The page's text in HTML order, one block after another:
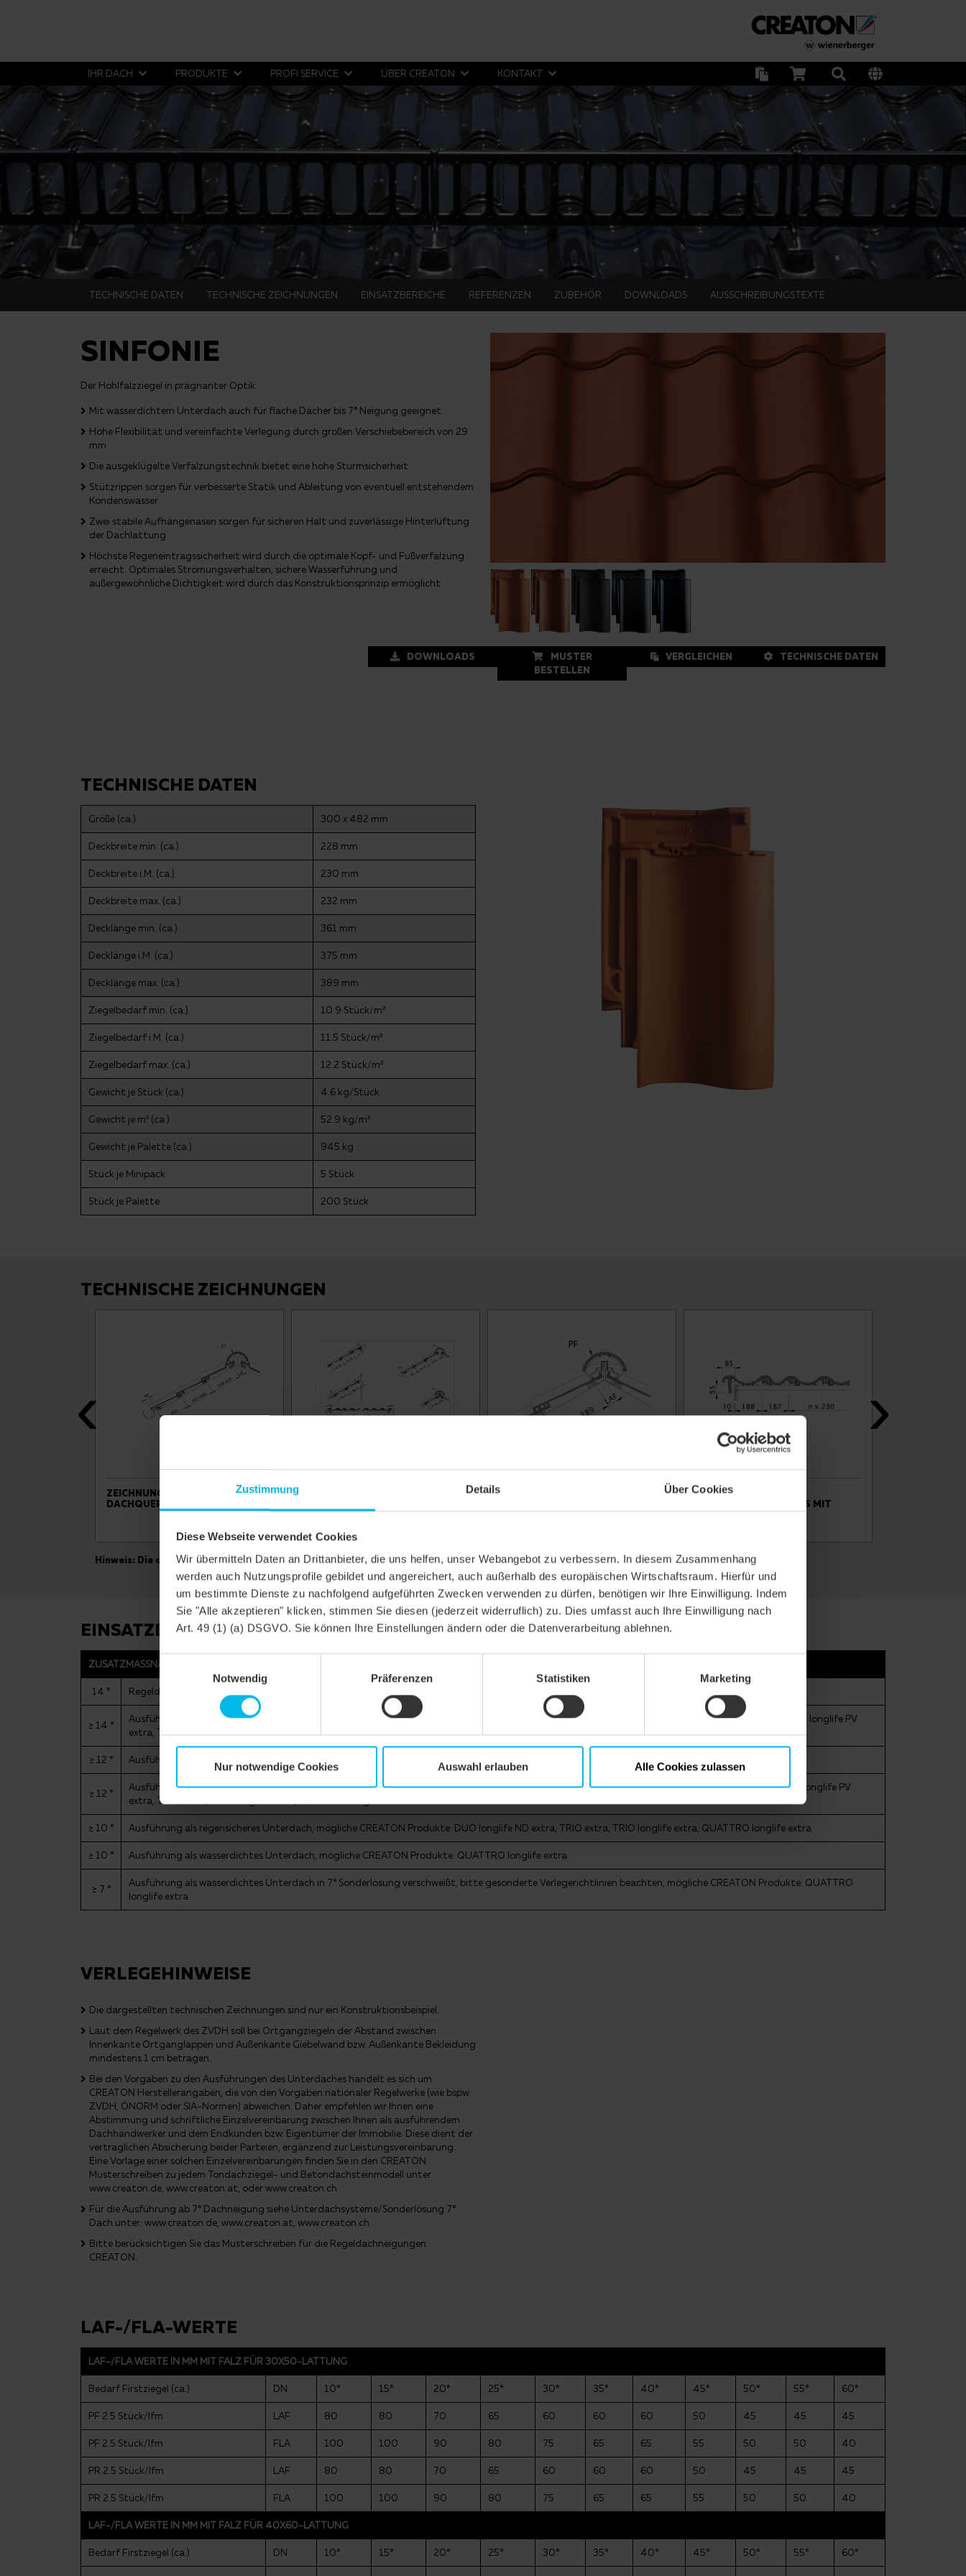
Zustimmung Details Über Cookies
Diese Webseite verwendet Cookies
Wir übermitteln Daten an Drittanbieter, die uns helfen, unser Webangebot zu verbessern. In diesem Zusammenhang
werden auch Nutzungsprofile gebildet und angereichert, auch außerhalb des europäischen Wirtschaftsraum. Hierfür und
um bestimmte Dienste zu nachfolgend aufgeführten Zwecken verwenden zu dürfen, benötigen wir Ihre Einwilligung. Indem
Sie "Alle akzeptieren" klicken, stimmen Sie diesen (jederzeit widerruflich) zu. Dies umfasst auch Ihre Einwilligung nach
Art. 49 (1) (a) DSGVO. Sie können Ihre Einstellungen ändern oder die Datenverarbeitung ablehnen.
Einwilligungsauswahl
Notwendig
Präferenzen Statistiken Marketing
Nur notwendige Cookies Auswahl erlauben Alle Cookies zulassen
IHR DACH PRODUKTE PROFI SERVICE ÜBER CREATON KONTAKT
TECHNISCHE DATEN TECHNISCHE ZEICHNUNGEN EINSATZBEREICHE REFERENZEN ZUBEHÖR DOWNLOADS AUSSCHREIBUNGSTEXTE
SINFONIE
Der Hohlfalzziegel in prägnanter Optik.
Mit wasserdichtem Unterdach auch für flache Dächer bis 7° Neigung geeignet
Hohe Flexibilität und vereinfachte Verlegung durch großen Verschiebebereich von 29
mm
Die ausgeklügelte Verfalzungstechnik bietet eine hohe Sturmsicherheit
Stützrippen sorgen für verbesserte Statik und Ableitung von eventuell entstehendem
Kondenswasser
Zwei stabile Aufhängenasen sorgen für sicheren Halt und zuverlässige Hinterlüftung
der Dachlattung
Höchste Regeneintragssicherheit wird durch die optimale Kopf- und Fußverfalzung
erreicht. Optimales Strömungsverhalten, sichere Wasserführung und
außergewöhnliche Dichtigkeit wird durch das Konstruktionsprinzip ermöglicht
TECHNISCHE DATEN
VERGLEICHEN
MUSTER
BESTELLEN
DOWNLOADS
TECHNISCHE DATEN
Größe (ca.) 300 x 482 mm
Deckbreite min. (ca.) 228 mm
Deckbreite i.M. (ca.) 230 mm
Deckbreite max. (ca.) 232 mm
Decklänge min. (ca.) 361 mm
Decklänge i.M. (ca.) 375 mm
Decklänge max. (ca.) 389 mm
Ziegelbedarf min. (ca.) 10.9 Stück/m²
Ziegelbedarf i.M. (ca.) 11.5 Stück/m²
Ziegelbedarf max. (ca.) 12.2 Stück/m²
Gewicht je Stück (ca.) 4.6 kg/Stück
Gewicht je m² (ca.) 52.9 kg/m²
Gewicht je Palette (ca.) 945 kg
Stück je Minipack 5 Stück
Stück je Palette 200 Stück
TECHNISCHE ZEICHNUNGEN
ZEICHNUNG SINFONE
DACHQUERSCHNITT DQF
ZEICHNUNG SINFONE
FIRSTSCHNITTPUNKT,
ZEICHNUNG SINFONE
ORTGANGZIEGEL LINKS MIT
ORTGANGBRETT OBL
Hinweis: Die dargestellten technischen Zeichnungen sind nur Konstruktionsbeispiele.
EINSATZBEREICHE
ZUSATZMASSNAHMEN NACH CREATON HERSTELLERANGABE
14 ° Regeldachneigung CREATON DE in Kombination mit Zusatzmaßnahmen nach Herstellerangaben
≥ 14 °
Ausführung einer Unterspannung/Unterdeckung verklebt ohne Nageldichtung, mögliche CREATON Produkte: DUO extra, DUO longlife ND extra, DUO longlife PV
extra, TRIO extra, TRIO longlife extra, QUATTRO longlife extra
≥ 12 ° Ausführung einer Unterspannung/Unterdeckung verklebt ohne Nageldichtung, mögliche CREATON Produkte: DUO longlife ND extra
≥ 12 °
Ausführung einer Unterspannung/Unterdeckung verklebt mit Nageldichtung, mögliche CREATON Produkte: DUO extra, DUO longlife ND extra, DUO longlife PV
extra, TRIO extra, TRIO longlife extra, QUATTRO longlife extra
≥ 10 ° Ausführung als regensicheres Unterdach, mögliche CREATON Produkte: DUO longlife ND extra, TRIO extra, TRIO longlife extra, QUATTRO longlife extra
≥ 10 ° Ausführung als wasserdichtes Unterdach, mögliche CREATON Produkte: QUATTRO longlife extra
≥ 7 °
Ausführung als wasserdichtes Unterdach in 7° Sonderlösung verschweißt, bitte gesonderte Verlegerichtlinien beachten, mögliche CREATON Produkte: QUATTRO
longlife extra
VERLEGEHINWEISE
Die dargestellten technischen Zeichnungen sind nur ein Konstruktionsbeispiel.
Laut dem Regelwerk des ZVDH soll bei Ortgangziegeln der Abstand zwischen
Innenkante Ortganglappen und Außenkante Giebelwand bzw. Außenkante Bekleidung
mindestens 1 cm betragen.
Bei den Vorgaben zu den Ausführungen des Unterdaches handelt es sich um
CREATON Herstellerangaben, die von den Vorgaben nationaler Regelwerke (wie bspw.
ZVDH, ÖNORM oder SIA-Normen) abweichen. Daher empfehlen wir Ihnen eine
Abstimmung und schriftliche Einzelvereinbarung zwischen Ihnen als ausführendem
Dachhandwerker und dem Endkunden bzw. Eigentümer der Immobilie. Diese dient der
vertraglichen Absicherung beider Parteien, ergänzend zur Leistungsvereinbarung.
Eine Vorlage einer solchen Einzelvereinbarungen finden Sie in den CREATON
Musterschreiben zu jedem Tondachziegel- und Betondachsteinmodell unter
www.creaton.de, www.creaton.at, oder www.creaton.ch
Für die Ausführung ab 7° Dachneigung siehe Unterdachsysteme/Sonderlösung 7°
Dach unter: www.creaton.de, www.creaton.at, www.creaton.ch
Bitte berücksichtigen Sie das Musterschreiben für die Regeldachneigungen
CREATON.
LAF-/FLA-WERTE
LAF-/FLA WERTE IN MM MIT FALZ FÜR 30X50-LATTUNG
Bedarf Firstziegel (ca.) DN 10° 15° 20° 25° 30° 35° 40° 45° 50° 55° 60°
PF 2.5 Stück/lfm LAF 80 80 70 65 60 60 60 50 45 45 45
PF 2.5 Stück/lfm FLA 100 100 90 80 75 65 65 55 50 50 40
PR 2.5 Stück/lfm LAF 80 80 70 65 60 60 60 50 45 45 45
PR 2.5 Stück/lfm FLA 100 100 90 80 75 65 65 55 50 50 40
LAF-/FLA WERTE IN MM MIT FALZ FÜR 40X60-LATTUNG
Bedarf Firstziegel (ca.) DN 10° 15° 20° 25° 30° 35° 40° 45° 50° 55° 60°